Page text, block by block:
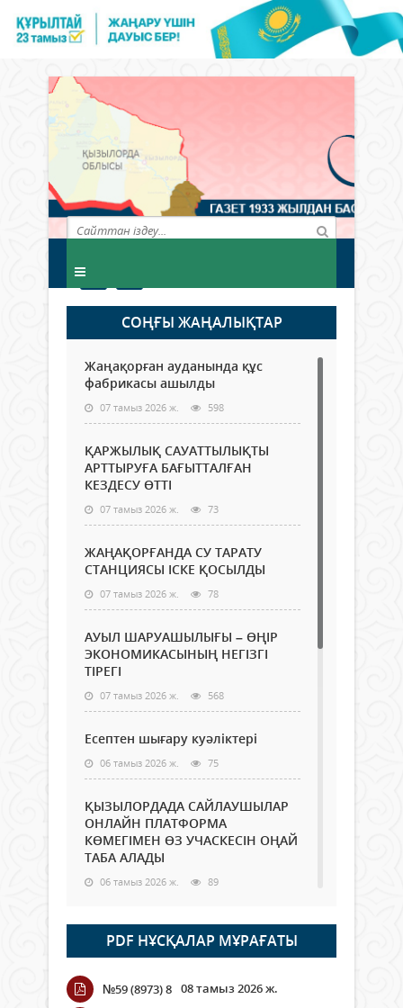
СОҢҒЫ ЖАҢАЛЫҚТАР
Жаңақорған ауданында құс
фабрикасы ашылды
07 тамыз 2026 ж. 598
ҚАРЖЫЛЫҚ САУАТТЫЛЫҚТЫ
АРТТЫРУҒА БАҒЫТТАЛҒАН
КЕЗДЕСУ ӨТТІ
07 тамыз 2026 ж. 73
ЖАҢАҚОРҒАНДА СУ ТАРАТУ
СТАНЦИЯСЫ ІСКЕ ҚОСЫЛДЫ
07 тамыз 2026 ж. 78
АУЫЛ ШАРУАШЫЛЫҒЫ – ӨҢІР
ЭКОНОМИКАСЫНЫҢ НЕГІЗГІ
ТІРЕГІ
07 тамыз 2026 ж. 568
Есептен шығару куәліктері
06 тамыз 2026 ж. 75
ҚЫЗЫЛОРДАДА САЙЛАУШЫЛАР
ОНЛАЙН ПЛАТФОРМА
КӨМЕГІМЕН ӨЗ УЧАСКЕСІН ОҢАЙ
ТАБА АЛАДЫ
06 тамыз 2026 ж. 89
Open Air: Қызылорда облысы
полиция департаменті 20
мыңнан астам көрерменнің
қауіпсіздігін қамтамасыз етті
06 тамыз 2026 ж.
PDF НҰСҚАЛАР МҰРАҒАТЫ
№59 (8973) 8 08 тамыз 2026 ж.